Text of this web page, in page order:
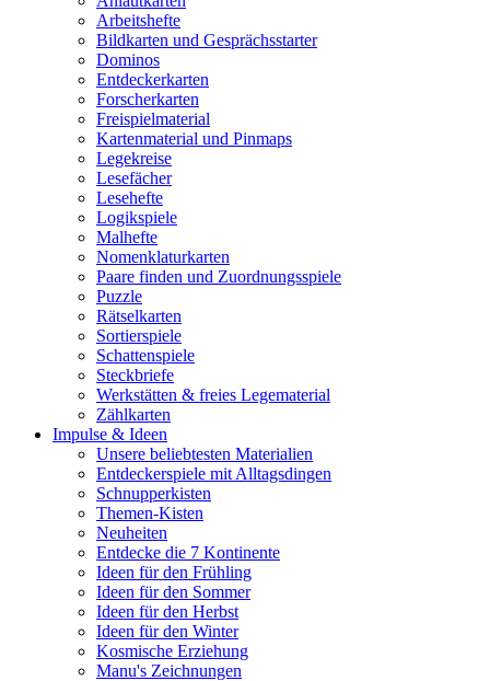
Arbeitshefte
Bildkarten und Gesprächsstarter
Dominos
Entdeckerkarten
Forscherkarten
Freispielmaterial
Kartenmaterial und Pinmaps
Legekreise
Lesefächer
Lesehefte
Logikspiele
Malhefte
Nomenklaturkarten
Paare finden und Zuordnungsspiele
Puzzle
Rätselkarten
Sortierspiele
Schattenspiele
Steckbriefe
Werkstätten & freies Legematerial
Zählkarten
Impulse & Ideen
Unsere beliebtesten Materialien
Entdeckerspiele mit Alltagsdingen
Schnupperkisten
Themen-Kisten
Neuheiten
Entdecke die 7 Kontinente
Ideen für den Frühling
Ideen für den Sommer
Ideen für den Herbst
Ideen für den Winter
Kosmische Erziehung
Manu's Zeichnungen